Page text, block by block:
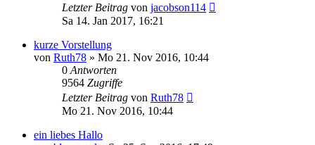
Letzter Beitrag von jacobson114
Sa 14. Jan 2017, 16:21
kurze Vorstellung
von Ruth78 » Mo 21. Nov 2016, 10:44
0 Antworten
9564 Zugriffe
Letzter Beitrag von Ruth78
Mo 21. Nov 2016, 10:44
ein liebes Hallo